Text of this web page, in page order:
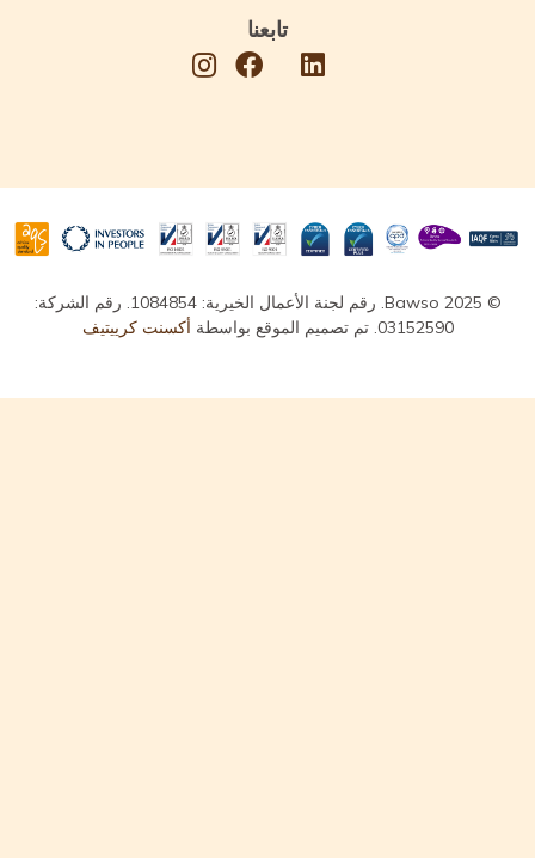
تابعنا
© Bawso 2025. رقم لجنة الأعمال الخيرية: 1084854. رقم الشركة:
03152590. تم تصميم الموقع بواسطة
أكسنت كرييتيف